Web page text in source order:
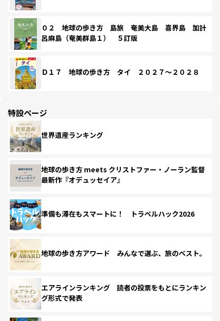
０２ 地球の歩き方 島旅 奄美大島 喜界島 加計
呂麻島（奄美群島１） ５訂版
Ｄ１７ 地球の歩き方 タイ ２０２７～２０２８
特設ページ
世界遺産ランキング
地球の歩き方 meets クリストファー・ノーラン監督
最新作『オデュッセイア』
準備も滞在もスマートに！ トラベルハック2026
地球の歩き方アワード みんなで選ぶ、旅のベスト。
エアラインランキング 読者の投票をもとにランキン
グ形式で発表